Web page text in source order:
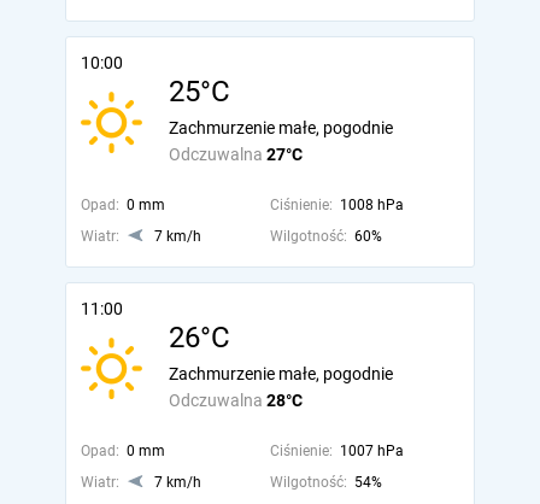
10:00
25°C
Odczuwalna 27°C
Zachmurzenie małe, pogodnie
Opad: 0 mm Ciśnienie: 1008 hPa
Wiatr:
7 km/h Wilgotność: 60%
11:00
26°C
Odczuwalna 28°C
Zachmurzenie małe, pogodnie
Opad: 0 mm Ciśnienie: 1007 hPa
Wiatr:
7 km/h Wilgotność: 54%